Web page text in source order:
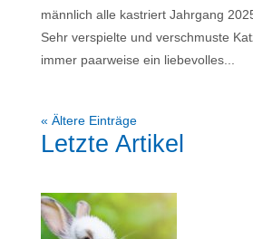
männlich alle kastriert Jahrgang
Sehr verspielte und verschmuste
immer paarweise ein liebevolles...
« Ältere Einträge
Letzte Artikel